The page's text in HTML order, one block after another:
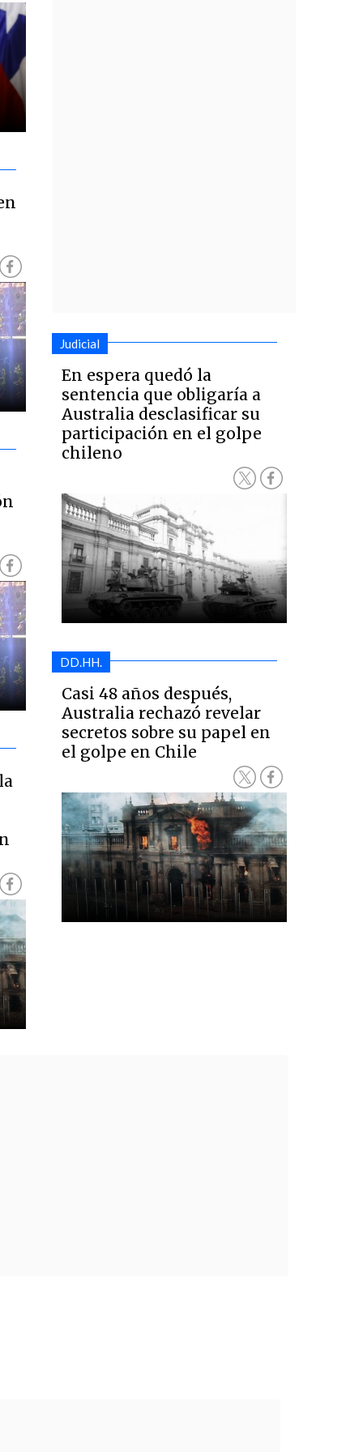
Judicial
En espera quedó la
sentencia que obligaría a
Australia desclasificar su
participación en el golpe
chileno
DD.HH.
Casi 48 años después,
Australia rechazó revelar
secretos sobre su papel en
el golpe en Chile